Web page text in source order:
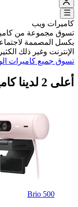
كاميرات ويب
بكسل المصممة
الإنترنت وغير ذلك
تسوق جميع كاميرات
أعلى 2 لدينا كاميرات ويب
Brio 500